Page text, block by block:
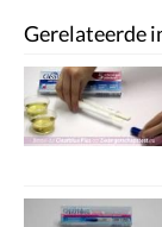
Gerelateerde